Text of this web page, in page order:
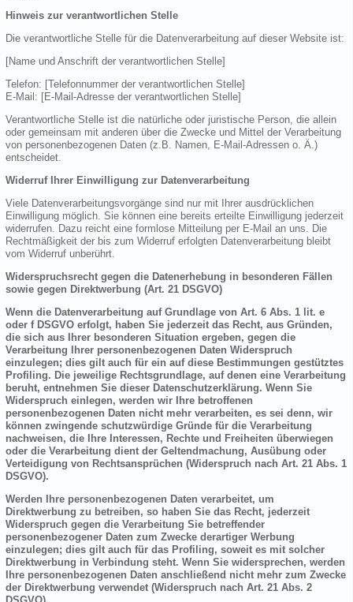
Hinweis zur verantwortlichen Stelle
Die verantwortliche Stelle für die Datenverarbeitung auf dieser Website ist:
[Name und Anschrift der verantwortlichen Stelle]
Telefon: [Telefonnummer der verantwortlichen Stelle]
E-Mail: [E-Mail-Adresse der verantwortlichen Stelle]
Verantwortliche Stelle ist die natürliche oder juristische Person, die allein
oder gemeinsam mit anderen über die Zwecke und Mittel der Verarbeitung
von personenbezogenen Daten (z.B. Namen, E-Mail-Adressen o. Ä.)
entscheidet.
Widerruf Ihrer Einwilligung zur Datenverarbeitung
Viele Datenverarbeitungsvorgänge sind nur mit Ihrer ausdrücklichen
Einwilligung möglich. Sie können eine bereits erteilte Einwilligung jederzeit
widerrufen. Dazu reicht eine formlose Mitteilung per E-Mail an uns. Die
Rechtmäßigkeit der bis zum Widerruf erfolgten Datenverarbeitung bleibt
vom Widerruf unberührt.
Widerspruchsrecht gegen die Datenerhebung in besonderen Fällen
sowie gegen Direktwerbung (Art. 21 DSGVO)
Wenn die Datenverarbeitung auf Grundlage von Art. 6 Abs. 1 lit. e
oder f DSGVO erfolgt, haben Sie jederzeit das Recht, aus Gründen,
die sich aus Ihrer besonderen Situation ergeben, gegen die
Verarbeitung Ihrer personenbezogenen Daten Widerspruch
einzulegen; dies gilt auch für ein auf diese Bestimmungen gestütztes
Profiling. Die jeweilige Rechtsgrundlage, auf denen eine Verarbeitung
beruht, entnehmen Sie dieser Datenschutzerklärung. Wenn Sie
Widerspruch einlegen, werden wir Ihre betroffenen
personenbezogenen Daten nicht mehr verarbeiten, es sei denn, wir
können zwingende schutzwürdige Gründe für die Verarbeitung
nachweisen, die Ihre Interessen, Rechte und Freiheiten überwiegen
oder die Verarbeitung dient der Geltendmachung, Ausübung oder
Verteidigung von Rechtsansprüchen (Widerspruch nach Art. 21 Abs. 1
DSGVO).
Werden Ihre personenbezogenen Daten verarbeitet, um
Direktwerbung zu betreiben, so haben Sie das Recht, jederzeit
Widerspruch gegen die Verarbeitung Sie betreffender
personenbezogener Daten zum Zwecke derartiger Werbung
einzulegen; dies gilt auch für das Profiling, soweit es mit solcher
Direktwerbung in Verbindung steht. Wenn Sie widersprechen, werden
Ihre personenbezogenen Daten anschließend nicht mehr zum Zwecke
der Direktwerbung verwendet (Widerspruch nach Art. 21 Abs. 2